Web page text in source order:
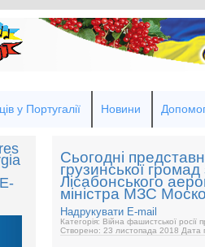
у Португалії Новини
Сьогодні
грузинської
Лісабонського
міністра МЗС
Надрукувати E-mail
Категорія: Війна фашистської росії
Створено: 23 листопада 2018 Дата